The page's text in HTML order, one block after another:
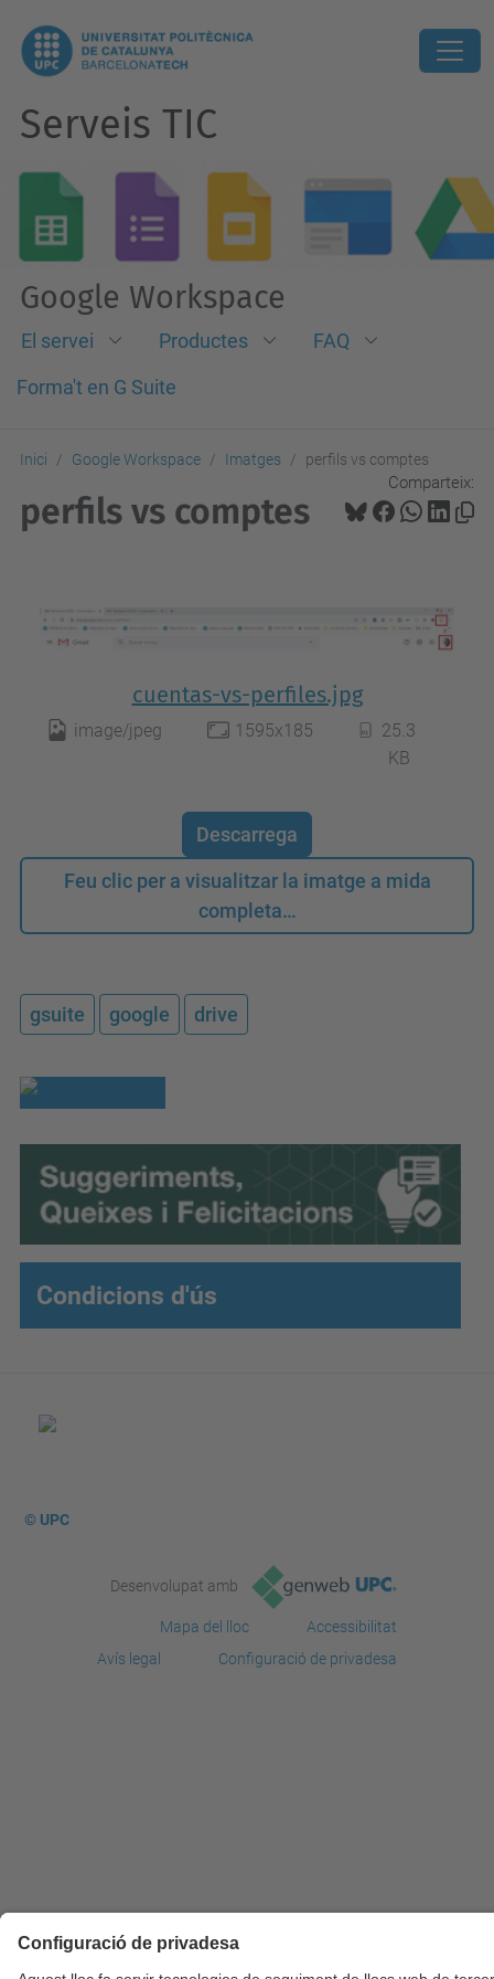
Serveis TIC
Google Workspace
El servei Productes
FAQ
Forma't en G Suite
Inici Google Workspace Imatges perfils vs comptes
Comparteix:
perfils vs comptes
cuentas-vs-perfiles.jpg
image/jpeg 1595x185
25.3
KB
Descarrega
Feu clic per a visualitzar la imatge a mida
completa…
gsuite google drive
Condicions d'ús
© UPC
Desenvolupat amb
Mapa del lloc
Accessibilitat
Avís legal
Configuració de privadesa